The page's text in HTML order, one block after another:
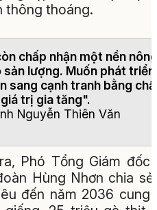
thông thoáng.
chấp nhận một nền nông
lượng. Muốn phát triển
sang cạnh tranh bằng
trị gia tăng".
Nguyễn Thiên Văn
Phó Tổng Giám đốc
Hùng Nhơn chia
đến năm 2036 cung